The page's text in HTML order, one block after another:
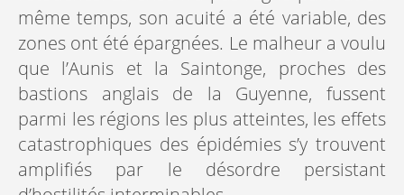
même temps, son acuité a été variable, des
zones ont été épargnées. Le malheur a voulu
que l’Aunis et la Saintonge, proches des
bastions anglais de la Guyenne, fussent
parmi les régions les plus atteintes, les effets
catastrophiques des épidémies s’y trouvent
amplifiés par le désordre persistant